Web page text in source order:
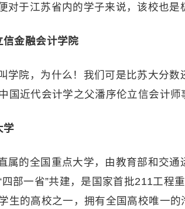
于江苏省内的学子来说，该校也是
信金融会计学院
学院，为什么！我们可是比苏大分
国近代会计学之父潘序伦立信会计师
学
属的全国重点大学，由教育部和交
四部一省”共建，是国家首批211工程
生的高校之一，拥有全国高校唯一